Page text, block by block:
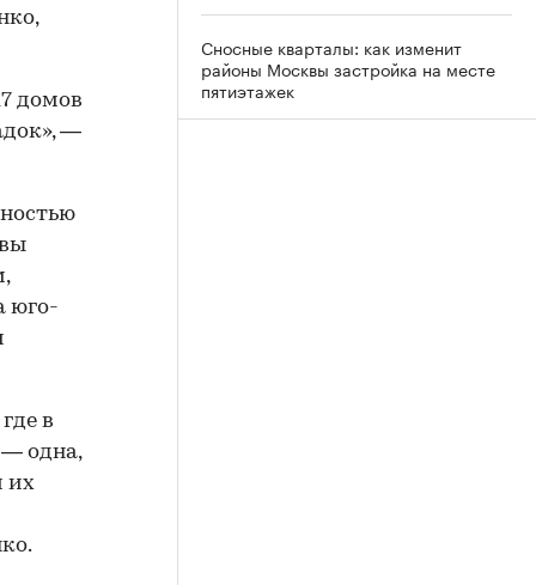
домов
—
юго-
в
— одна,
их
Сносные кварталы: как изменит
районы Москвы застройка на месте
пятиэтажек